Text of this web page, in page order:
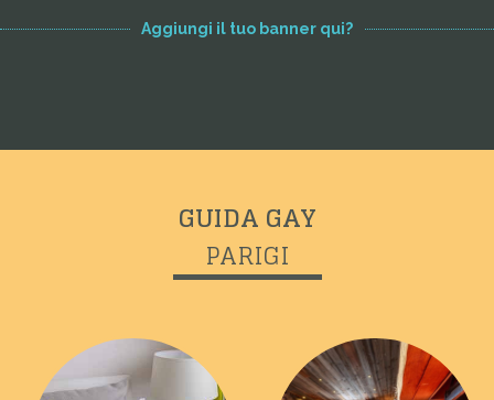
Aggiungi il tuo banner qui?
GUIDA GAY
PARIGI